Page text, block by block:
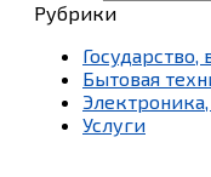
Рубрики
Государство,
Бытовая
Услуги